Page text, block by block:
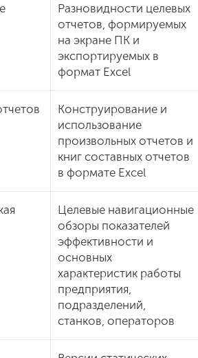
Разновидности целевых
отчетов, формируемых
на экране ПК и
экспортируемых в
формат Excel
Конструирование и
использование
произвольных отчетов и
книг составных отчетов
в формате Excel
Целевые навигационные
обзоры показателей
эффективности и
основных
характеристик работы
предприятия,
подразделений,
станков, операторов